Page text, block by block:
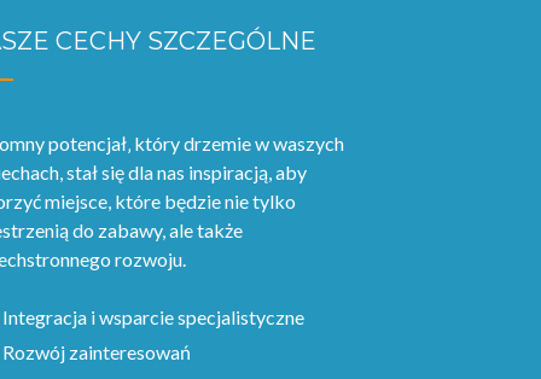
CECHY SZCZEGÓLNE
potencjał‚ który drzemie w waszych
stał się dla nas inspiracją, aby
miejsce, które będzie nie tylko
do zabawy, ale także
rozwoju.
Integracja i wsparcie specjalistyczne
Rozwój zainteresowań